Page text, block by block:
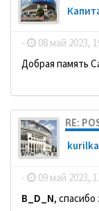
- 08 май 2023,
Добрая память
RE:
kurilka
- 09 май 2023,
B_D_N,